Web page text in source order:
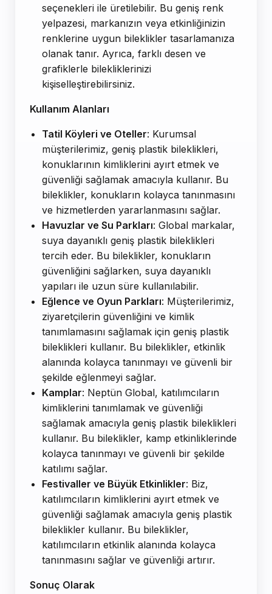
seçenekleri ile üretilebilir. Bu geniş renk
yelpazesi, markanızın veya etkinliğinizin
renklerine uygun bileklikler tasarlamanıza
olanak tanır. Ayrıca, farklı desen ve
grafiklerle bilekliklerinizi
kişiselleştirebilirsiniz.
Kullanım Alanları
Tatil Köyleri ve Oteller: Kurumsal
müşterilerimiz, geniş plastik bileklikleri,
konuklarının kimliklerini ayırt etmek ve
güvenliği sağlamak amacıyla kullanır. Bu
bileklikler, konukların kolayca tanınmasını
ve hizmetlerden yararlanmasını sağlar.
Havuzlar ve Su Parkları: Global markalar,
suya dayanıklı geniş plastik bileklikleri
tercih eder. Bu bileklikler, konukların
güvenliğini sağlarken, suya dayanıklı
yapıları ile uzun süre kullanılabilir.
Eğlence ve Oyun Parkları: Müşterilerimiz,
ziyaretçilerin güvenliğini ve kimlik
tanımlamasını sağlamak için geniş plastik
bileklikleri kullanır. Bu bileklikler, etkinlik
alanında kolayca tanınmayı ve güvenli bir
şekilde eğlenmeyi sağlar.
Kamplar: Neptün Global, katılımcıların
kimliklerini tanımlamak ve güvenliği
sağlamak amacıyla geniş plastik bileklikleri
kullanır. Bu bileklikler, kamp etkinliklerinde
kolayca tanınmayı ve güvenli bir şekilde
katılımı sağlar.
Festivaller ve Büyük Etkinlikler: Biz,
katılımcıların kimliklerini ayırt etmek ve
güvenliği sağlamak amacıyla geniş plastik
bileklikler kullanır. Bu bileklikler,
katılımcıların etkinlik alanında kolayca
tanınmasını sağlar ve güvenliği artırır.
Sonuç Olarak